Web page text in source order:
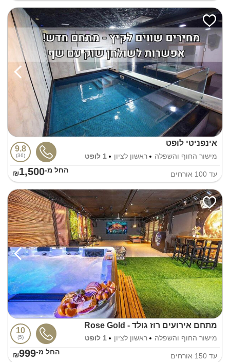
אינפניטי לופט
מישור החוף והשפלה ראשון לציון 1 לופט
9.8
36
עד 100 אורחים החל מ-₪1,500
מתחם אירועים רוז גולד - Rose Gold
מישור החוף והשפלה ראשון לציון 1 לופט
10
5
עד 150 אורחים החל מ-₪999